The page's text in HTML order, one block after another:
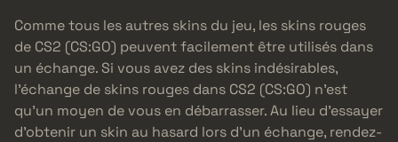
Comme tous les autres skins du jeu, les skins rouges
de CS2 (CS:GO) peuvent facilement être utilisés dans
un échange. Si vous avez des skins indésirables,
l’échange de skins rouges dans CS2 (CS:GO) n’est
qu’un moyen de vous en débarrasser. Au lieu d’essayer
d’obtenir un skin au hasard lors d’un échange, rendez-